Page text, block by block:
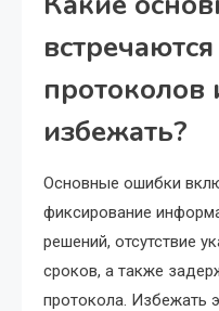
протоколов
избежать?
Основные ошибки
фиксирование
решений, отсутствие
сроков, а также
протокола. Избежать